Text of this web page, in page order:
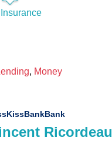
Insurance
Money
Ricordeau